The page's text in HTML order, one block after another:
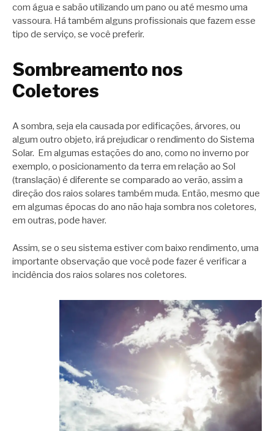
com água e sabão utilizando um pano ou até mesmo uma
vassoura. Há também alguns profissionais que fazem esse
tipo de serviço, se você preferir.
Sombreamento nos
Coletores
A sombra, seja ela causada por edificações, árvores, ou
algum outro objeto, irá prejudicar o rendimento do Sistema
Solar. Em algumas estações do ano, como no inverno por
exemplo, o posicionamento da terra em relação ao Sol
(translação) é diferente se comparado ao verão, assim a
direção dos raios solares também muda. Então, mesmo que
em algumas épocas do ano não haja sombra nos coletores,
em outras, pode haver.
Assim, se o seu sistema estiver com baixo rendimento, uma
importante observação que você pode fazer é verificar a
incidência dos raios solares nos coletores.